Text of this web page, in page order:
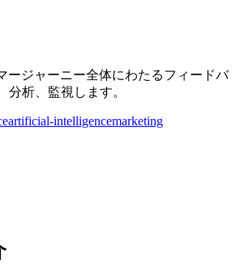
ージャーニー全体にわたるフィードバ
分析、監視します。
artificial-intelligencemarketing